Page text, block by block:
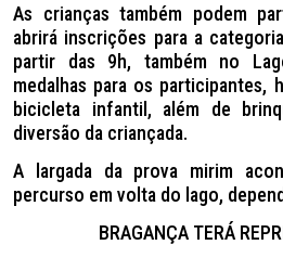
As crianças também podem
abrirá inscrições para a
partir das 9h, também no
medalhas para os participantes,
bicicleta infantil, além de
diversão da criançada.
A largada da prova mirim
percurso em volta do lago,
BRAGANÇA TERÁ